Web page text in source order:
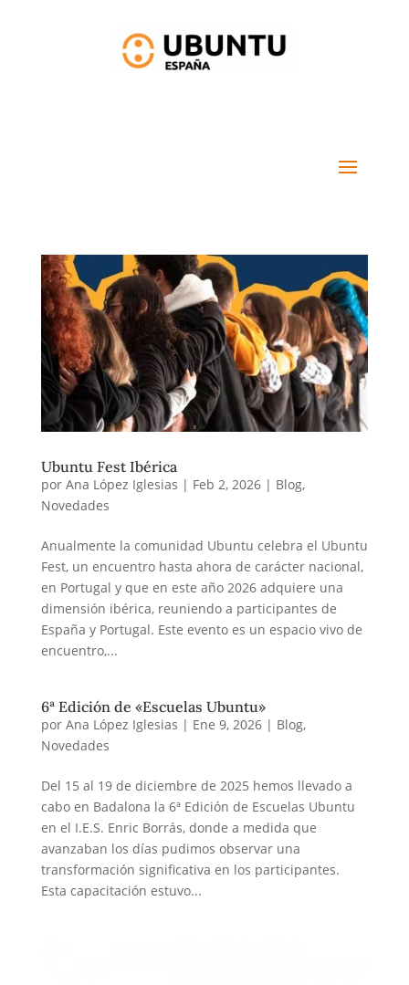
Ubuntu Fest Ibérica
por Ana López Iglesias | Feb 2, 2026| Blog,
Novedades
Anualmente la comunidad Ubuntu celebra el Ubuntu
Fest, un encuentro hasta ahora de carácter nacional,
en Portugal y que en este año 2026 adquiere una
dimensión ibérica, reuniendo a participantes de
España y Portugal. Este evento es un espacio vivo de
encuentro,...
6ª Edición de «Escuelas Ubuntu»
por Ana López Iglesias | Ene 9, 2026| Blog,
Novedades
Del 15 al 19 de diciembre de 2025 hemos llevado a
cabo en Badalona la 6ª Edición de Escuelas Ubuntu
en el I.E.S. Enric Borrás, donde a medida que
avanzaban los días pudimos observar una
transformación significativa en los participantes.
Esta capacitación estuvo...